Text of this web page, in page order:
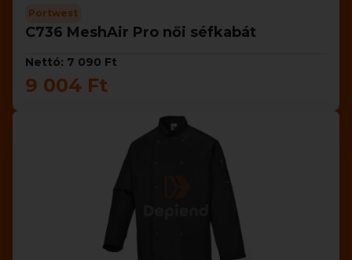
Portwest
C736 MeshAir Pro női séfkabát
Nettó: 7 090 Ft
9 004 Ft